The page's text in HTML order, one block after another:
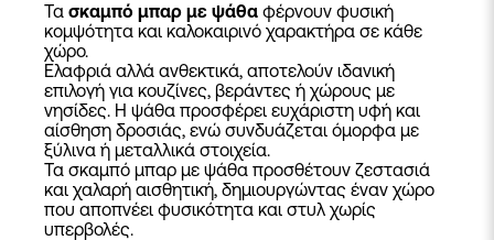
Τα σκαμπό μπαρ με ψάθα φέρνουν φυσική
κομψότητα και καλοκαιρινό χαρακτήρα σε κάθε
χώρο.
Ελαφριά αλλά ανθεκτικά, αποτελούν ιδανική
επιλογή για κουζίνες, βεράντες ή χώρους με
νησίδες. Η ψάθα προσφέρει ευχάριστη υφή και
αίσθηση δροσιάς, ενώ συνδυάζεται όμορφα με
ξύλινα ή μεταλλικά στοιχεία.
Τα σκαμπό μπαρ με ψάθα προσθέτουν ζεστασιά
και χαλαρή αισθητική, δημιουργώντας έναν χώρο
που αποπνέει φυσικότητα και στυλ χωρίς
υπερβολές.